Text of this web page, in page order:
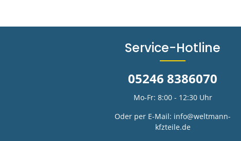
Service-Hotline
05246 8386070
Mo-Fr: 8:00 - 12:30 Uhr
Oder per E-Mail: info@weltmann-
kfzteile.de